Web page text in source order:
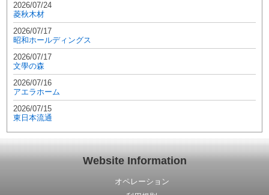
2026/07/24
菱秋木材
2026/07/17
昭和ホールディングス
2026/07/17
文學の森
2026/07/16
アエラホーム
2026/07/15
東日本流通
Website Information
オペレーション